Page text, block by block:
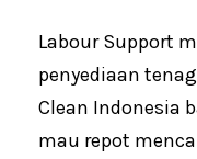
Labour Support
penyediaan
Clean Indonesia
mau repot